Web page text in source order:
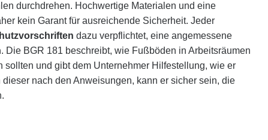
durchdrehen. Hochwertige Materialen und eine
kein Garant für ausreichende Sicherheit. Jeder
dazu verpflichtet, eine angemessene
. Die BGR 181 beschreibt, wie Fußböden in Arbeitsräumen
sollten und gibt dem Unternehmer Hilfestellung, wie er
nach den Anweisungen, kann er sicher sein, die